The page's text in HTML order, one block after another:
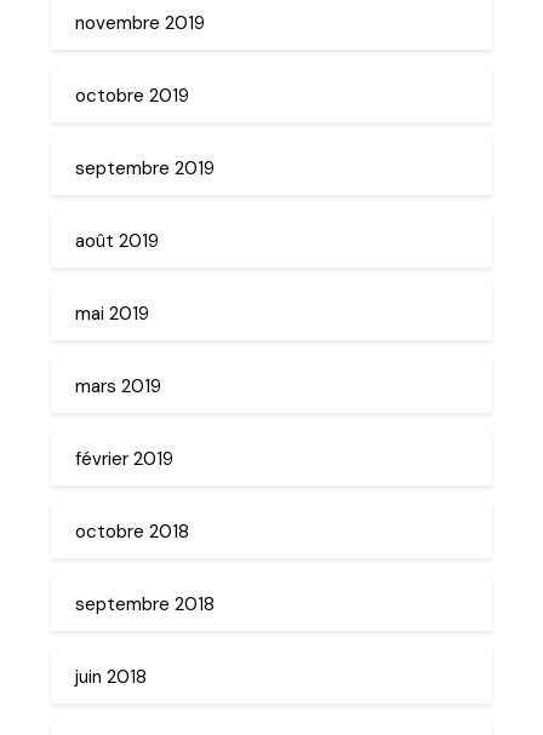
novembre 2019
octobre 2019
septembre 2019
août 2019
mai 2019
mars 2019
février 2019
octobre 2018
septembre 2018
juin 2018